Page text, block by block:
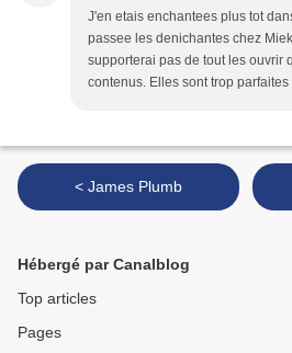
J'en etais enchantees plus tot
passee les denichantes chez
supporterai pas de tout les ouvrir
contenus. Elles sont trop
< James Plumb
Hébergé par Canalblog
Top articles
Pages